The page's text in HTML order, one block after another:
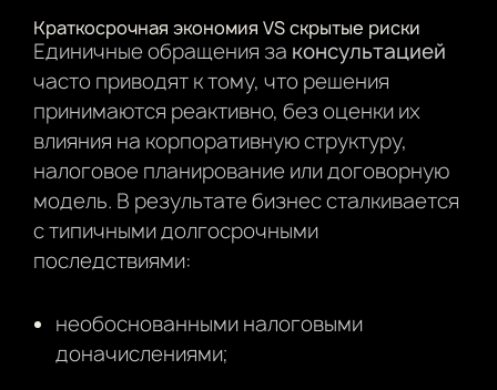
Краткосрочная экономия VS скрытые риски
Единичные обращения за консультацией
часто приводят к тому, что решения
принимаются реактивно, без оценки их
влияния на корпоративную структуру,
налоговое планирование или договорную
модель. В результате бизнес сталкивается
с типичными долгосрочными
последствиями:
необоснованными налоговыми
доначислениями;